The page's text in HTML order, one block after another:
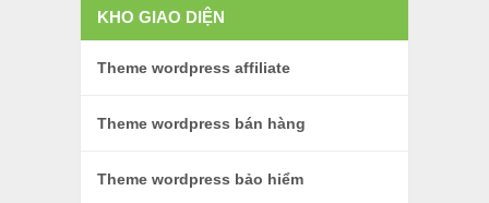
KHO GIAO DIỆN
Theme wordpress affiliate
Theme wordpress bán hàng
Theme wordpress bảo hiểm